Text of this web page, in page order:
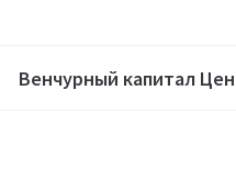
Венчурный капитал